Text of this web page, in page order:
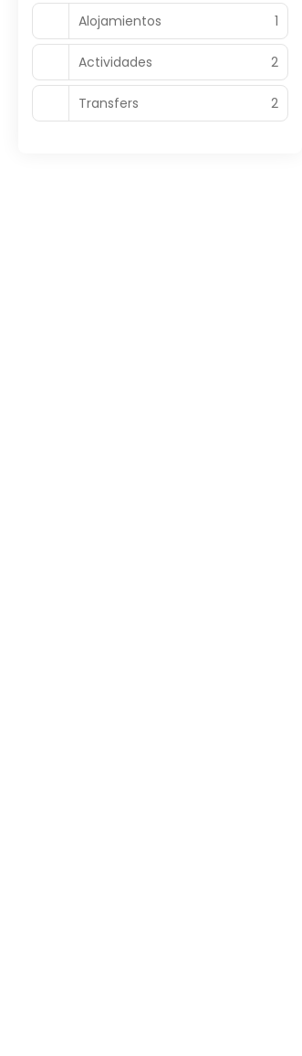
Alojamientos 1
Actividades 2
Transfers 2